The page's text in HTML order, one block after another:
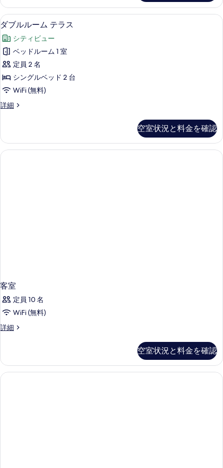
る
す
べ
て
の
写
真
を
表
る
ー
ム
(New
Style)
の
詳
細
ダ
ブ
ル
ル
ー
ム
ラ
の
す
る
ダブルルーム テラス | デスク、WiFi (
5
ダブルルーム テラス
シティビュー
ベッドルーム 1 室
定員 2 名
シングルベッド 2 台
WiFi (無料)
詳細
ダ
ー
ム
テ
空室状況と料金を確認
客室
定員 10 名
WiFi (無料)
詳細
客
細
空室状況と料金を確認